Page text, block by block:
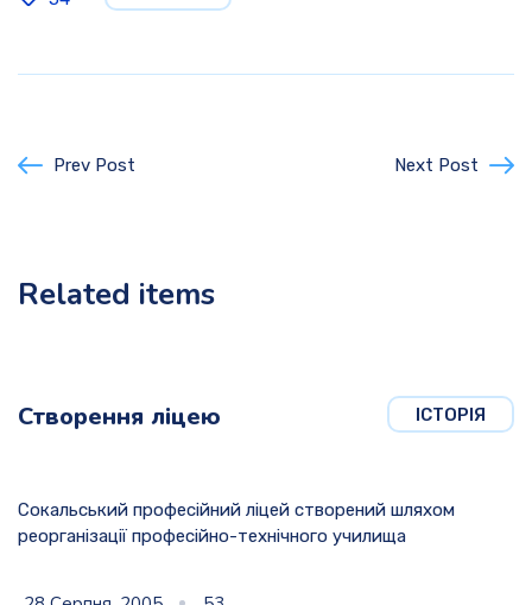
Prev Post Next Post
Related items
ІСТОРІЯ
Створення ліцею
Сокальський професійний ліцей створений шляхом
реорганізації професійно-технічного училища